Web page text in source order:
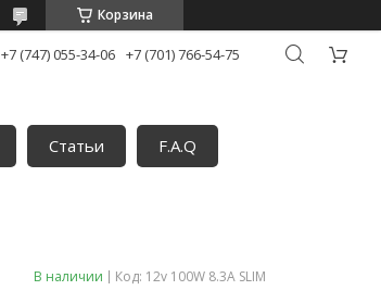
Корзина
+7 (747) 055-34-06 +7 (701) 766-54-75
Статьи F.A.Q
В наличии Код: 12v 100W 8.3A SLIM